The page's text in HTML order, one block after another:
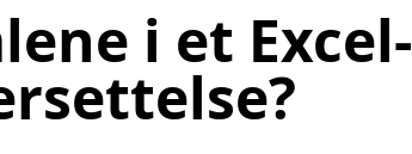
i et Excel-